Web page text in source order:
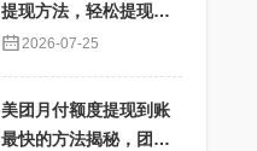
提现方法，轻松提现秒
到不再难
2026-07-25
美团月付额度提现到账
最快的方法揭秘，团购